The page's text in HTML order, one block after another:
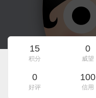
15
积分
0
威望
0
好评
100
信用